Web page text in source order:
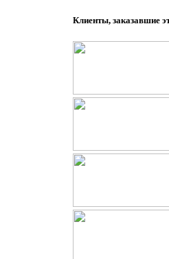
Клиенты, заказавшие